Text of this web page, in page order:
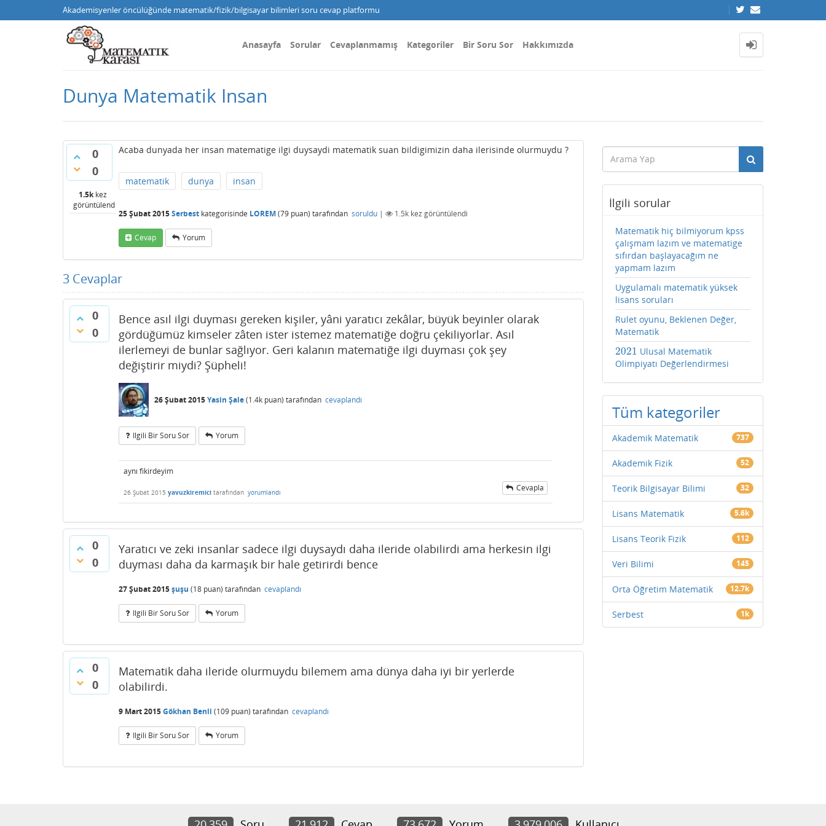
Akademisyenler öncülüğünde matematik/fizik/bilgisayar bilimleri soru cevap platformu
Anasayfa Sorular Cevaplanmamış Kategoriler Bir Soru Sor Hakkımızda
Dunya Matematik Insan
0
0
1.5kkez
görüntülendi
Acaba dunyada her insan matematige ilgi duysaydi matematik suan bildigimizin daha ilerisinde olurmuydu ?
matematik dunya insan
25 Şubat 2015Serbest kategorisinde LOREM(79 puan) tarafından soruldu | 1.5k kez görüntülendi
Cevap Yorum
3 Cevaplar
0
0
Bence asıl ilgi duyması gereken kişiler, yâni yaratıcı zekâlar, büyük beyinler olarak
gördüğümüz kimseler zâten ister istemez matematiğe doğru çekiliyorlar. Asıl
ilerlemeyi de bunlar sağlıyor. Geri kalanın matematiğe ilgi duyması çok şey
değiştirir miydi? Şüpheli!
26 Şubat 2015Yasin Şale(1.4k puan) tarafından cevaplandı
Ilgili Bir Soru Sor Yorum
aynı fikirdeyim
26 Şubat 2015 yavuzkiremici tarafından yorumlandı Cevapla
0
0
Yaratıcı ve zeki insanlar sadece ilgi duysaydı daha ileride olabilirdi ama herkesin ilgi
duyması daha da karmaşık bir hale getirirdi bence
27 Şubat 2015şuşu (18 puan) tarafından cevaplandı
Ilgili Bir Soru Sor Yorum
0
0
Matematik daha ileride olurmuydu bilemem ama dünya daha iyi bir yerlerde
olabilirdi.
9 Mart 2015Gökhan Benli (109 puan) tarafından cevaplandı
Ilgili Bir Soru Sor Yorum
İlgili sorular
Matematik hiç bilmiyorum kpss
çalışmam lazım ve matematige
sıfırdan başlayacağım ne
yapmam lazım
Uygulamalı matematik yüksek
lisans soruları
Rulet oyunu, Beklenen Değer,
Matematik
2021
2021 Ulusal Matematik
Olimpiyatı Değerlendirmesi
Tüm kategoriler
Akademik Matematik 737
Akademik Fizik 52
Teorik Bilgisayar Bilimi 32
Lisans Matematik 5.6k
Lisans Teorik Fizik 112
Veri Bilimi 145
Orta Öğretim Matematik 12.7k
Serbest 1k